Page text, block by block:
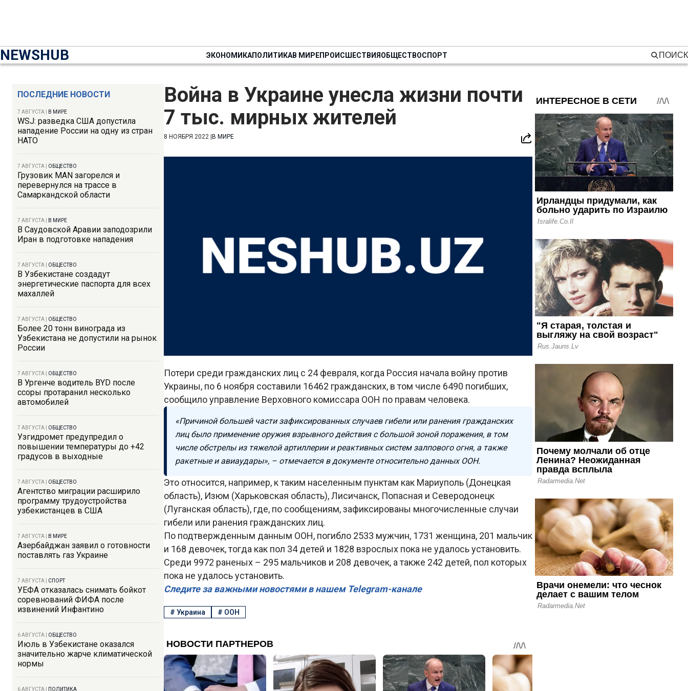
NEWSHUB ЭКОНОМИКАПОЛИТИКАВ МИРЕПРОИСШЕСТВИЯОБЩЕСТВОСПОРТ ПОИСК
ПОСЛЕДНИЕ НОВОСТИ
7 АВГУСТА В МИРЕ
WSJ: разведка США допустила
нападение России на одну из стран
НАТО
7 АВГУСТА ОБЩЕСТВО
Грузовик MAN загорелся и
перевернулся на трассе в
Самаркандской области
7 АВГУСТА В МИРЕ
В Саудовской Аравии заподозрили
Иран в подготовке нападения
7 АВГУСТА ОБЩЕСТВО
В Узбекистане создадут
энергетические паспорта для всех
махаллей
7 АВГУСТА ОБЩЕСТВО
Более 20 тонн винограда из
Узбекистана не допустили на рынок
России
7 АВГУСТА ОБЩЕСТВО
В Ургенче водитель BYD после
ссоры протаранил несколько
автомобилей
7 АВГУСТА ОБЩЕСТВО
Узгидромет предупредил о
повышении температуры до +42
градусов в выходные
7 АВГУСТА ОБЩЕСТВО
Агентство миграции расширило
программу трудоустройства
узбекистанцев в США
7 АВГУСТА В МИРЕ
Азербайджан заявил о готовности
поставлять газ Украине
7 АВГУСТА СПОРТ
УЕФА отказалась снимать бойкот
соревнований ФИФА после
извинений Инфантино
6 АВГУСТА ОБЩЕСТВО
Июль в Узбекистане оказался
значительно жарче климатической
нормы
6 АВГУСТА ПОЛИТИКА
Война в Украине унесла жизни почти
7 тыс. мирных жителей
8 НОЯБРЯ 2022 В МИРЕ
Потери среди гражданских лиц с 24 февраля, когда Россия начала войну против
Украины, по 6 ноября составили 16462 гражданских, в том числе 6490 погибших,
сообщило управление Верховного комиссара ООН по правам человека.
«Причиной большей части зафиксированных случаев гибели или ранения гражданских
лиц было применение оружия взрывного действия с большой зоной поражения, в том
числе обстрелы из тяжелой артиллерии и реактивных систем залпового огня, а также
ракетные и авиаудары», – отмечается в документе относительно данных ООН.
Это относится, например, к таким населенным пунктам как Мариуполь (Донецкая
область), Изюм (Харьковская область), Лисичанск, Попасная и Северодонецк
(Луганская область), где, по сообщениям, зафиксированы многочисленные случаи
гибели или ранения гражданских лиц.
По подтвержденным данным ООН, погибло 2533 мужчин, 1731 женщина, 201 мальчик
и 168 девочек, тогда как пол 34 детей и 1828 взрослых пока не удалось установить.
Среди 9972 раненых – 295 мальчиков и 208 девочек, а также 242 детей, пол которых
пока не удалось установить.
Следите за важными новостями в нашем Telegram-канале
# Украина # ООН